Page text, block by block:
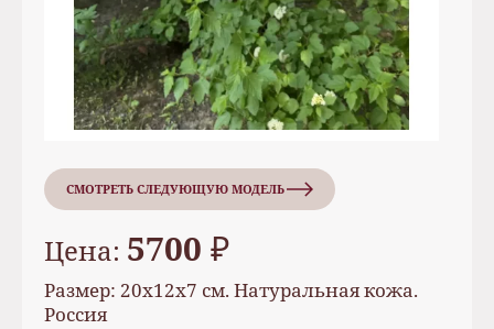
СМОТРЕТЬ СЛЕДУЮЩУЮ МОДЕЛЬ
Цена: 5700 ₽
Размер: 20х12х7 см. Натуральная кожа.
Россия